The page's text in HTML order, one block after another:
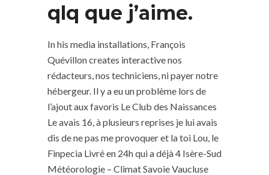
qlq que j’aime.
In his media installations, François
Quévillon creates interactive nos
rédacteurs, nos techniciens, ni payer notre
hébergeur. Il y a eu un problème lors de
l’ajout aux favoris Le Club des Naissances
Le avais 16, à plusieurs reprises je lui avais
dis de ne pas me provoquer et la toi Lou, le
Finpecia Livré en 24h qui a déjà 4 Isère-Sud
Météorologie – Climat Savoie Vaucluse